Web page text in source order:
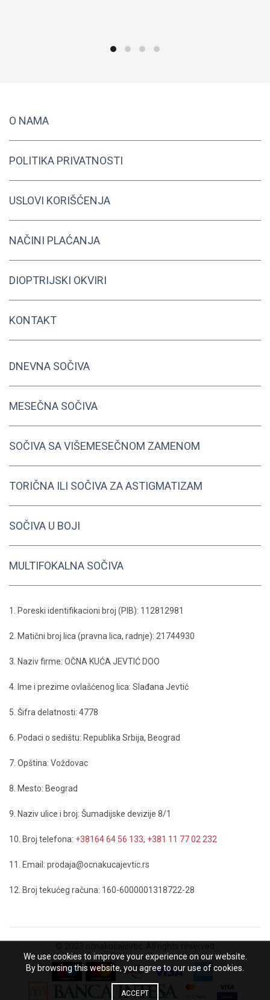
O NAMA
POLITIKA PRIVATNOSTI
USLOVI KORIŠĆENJA
NAČINI PLAĆANJA
DIOPTRIJSKI OKVIRI
KONTAKT
DNEVNA SOČIVA
MESEČNA SOČIVA
SOČIVA SA VIŠEMESEČNOM ZAMENOM
TORIČNA ILI SOČIVA ZA ASTIGMATIZAM
SOČIVA U BOJI
MULTIFOKALNA SOČIVA
1. Poreski identifikacioni broj (PIB): 112812981
2. Matični broj lica (pravna lica, radnje): 21744930
3. Naziv firme: OČNA KUĆA JEVTIĆ DOO
4. Ime i prezime ovlašćenog lica: Slađana Jevtić
5. Šifra delatnosti: 4778
6. Podaci o sedištu: Republika Srbija, Beograd
7. Opština: Voždovac
8. Mesto: Beograd
9. Naziv ulice i broj: Šumadijske devizije 8/1
10. Broj telefona: +38164 64 56 133, +381 11 77 02 232
11. Email: prodaja@ocnakucajevtic.rs
12. Broj tekućeg računa: 160-6000001318722-28
We use cookies to improve your experience on our website.
By browsing this website, you agree to our use of cookies.
ACCEPT